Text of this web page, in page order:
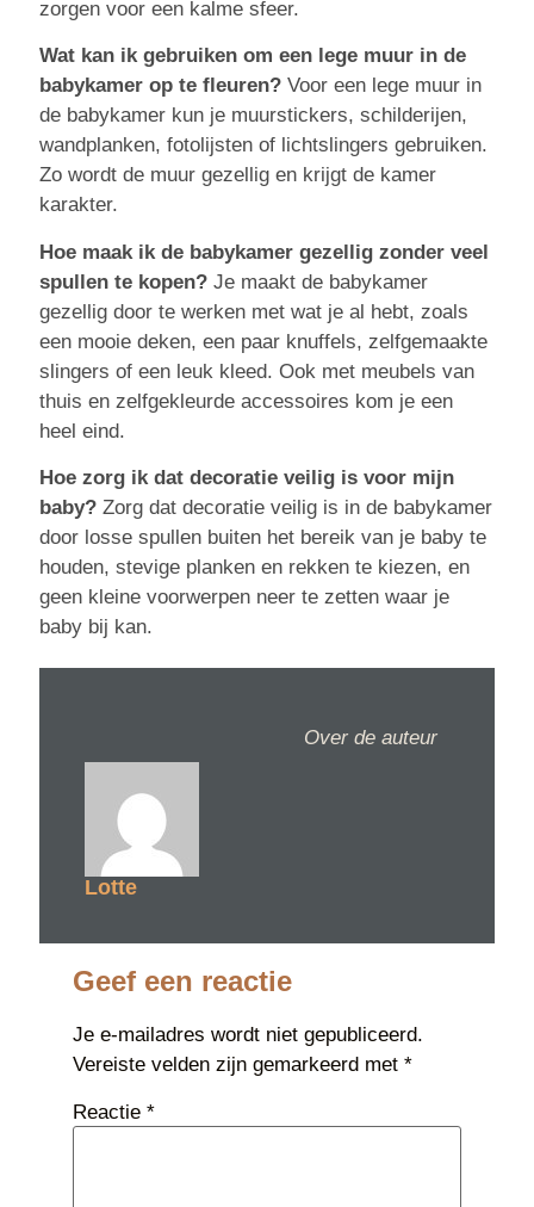
zorgen voor een kalme sfeer.
Wat kan ik gebruiken om een lege muur in de
babykamer op te fleuren?Voor een lege muur in
de babykamer kun je muurstickers, schilderijen,
wandplanken, fotolijsten of lichtslingers gebruiken.
Zo wordt de muur gezellig en krijgt de kamer
karakter.
Hoe maak ik de babykamer gezellig zonder veel
spullen te kopen?Je maakt de babykamer
gezellig door te werken met wat je al hebt, zoals
een mooie deken, een paar knuffels, zelfgemaakte
slingers of een leuk kleed. Ook met meubels van
thuis en zelfgekleurde accessoires kom je een
heel eind.
Hoe zorg ik dat decoratie veilig is voor mijn
baby?Zorg dat decoratie veilig is in de babykamer
door losse spullen buiten het bereik van je baby te
houden, stevige planken en rekken te kiezen, en
geen kleine voorwerpen neer te zetten waar je
baby bij kan.
Over de auteur
Lotte
Geef een reactie
Je e-mailadres wordt niet gepubliceerd.
Vereiste velden zijn gemarkeerd met*
Reactie*